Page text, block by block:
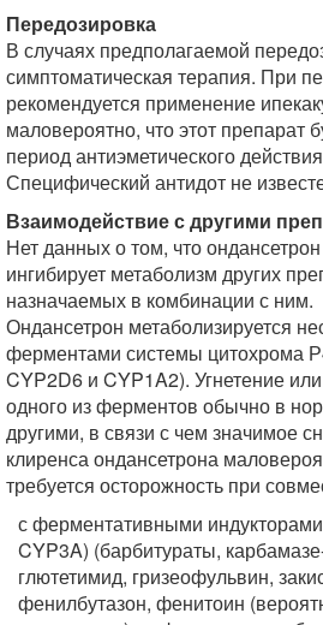
Передозировка
В случаях предполагаемой
симптоматическая терапия. При
рекомендуется применение
маловероятно, что этот препарат
период антиэметического
Специфический антидот не
Взаимодействие с другими
Нет данных о том, что
ингибирует метаболизм других
назначаемых в комбинации с ним.
Ондансетрон метаболизируется
ферментами системы цитохрома
CYP2D6 и CYP1A2). Угнетение
одного из ферментов обычно в
другими, в связи с чем значимое
клиренса ондансетрона
требуется осторожность при
с ферментативными
CYP3A) (барбитураты,
глютетимид, гризеофульвин,
фенилбутазон, фенитоин